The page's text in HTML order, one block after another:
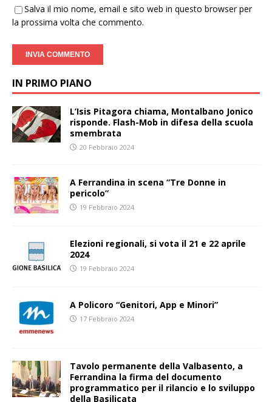
Salva il mio nome, email e sito web in questo browser per
la prossima volta che commento.
IN PRIMO PIANO
L’Isis Pitagora chiama, Montalbano Jonico
risponde. Flash-Mob in difesa della scuola
smembrata
20 Febbraio 2024
A Ferrandina in scena “Tre Donne in
pericolo”
19 Febbraio 2024
Elezioni regionali, si vota il 21 e 22 aprile
2024
19 Febbraio 2024
A Policoro “Genitori, App e Minori”
17 Febbraio 2024
Tavolo permanente della Valbasento, a
Ferrandina la firma del documento
programmatico per il rilancio e lo sviluppo
della Basilicata